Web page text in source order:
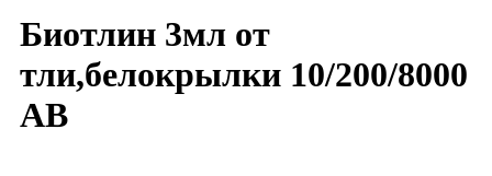
Биотлин 3мл от
тли,белокрылки 10/200/8000
АВ